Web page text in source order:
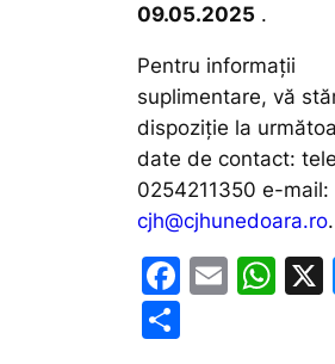
09.05.2025 .
Pentru informaţii
suplimentare, vă
dispoziţie la
date de contact:
0254211350 e-mail:
cjh@cjhunedoara.ro.
F
E
W